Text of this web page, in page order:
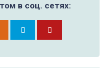
в соц. сетях: